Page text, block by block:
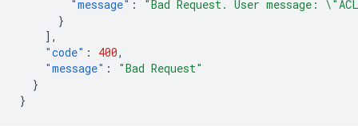
"message" :
"Bad Request. User message:
}
],
"code" : 400,
"message" :
"Bad Request"
}
}